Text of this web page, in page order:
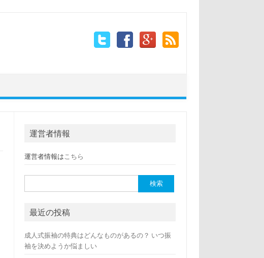
運営者情報
運営者情報は こちら
最近の投稿
成人式振袖の特典はどんなものがあるの？ いつ振
袖を決めようか悩ましい